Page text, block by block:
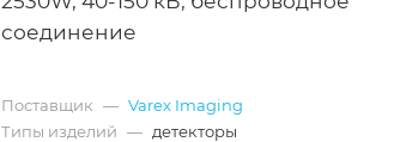
соединение
Поставщик — Varex Imaging
Типы изделий — детекторы